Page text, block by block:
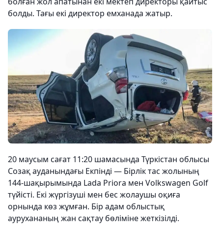
болды. Тағы екі директор емханада жатыр.
20 маусым сағат 11:20 шамасында Түркістан облысы
Созақ ауданындағы Екпінді — Бірлік тас жолының
144-шақырымында Lada Priora мен Volkswagen Golf
түйісті. Екі жүргізуші мен бес жолаушы оқиға
орнында көз жұмған. Бір адам облыстық
аурухананың жан сақтау бөліміне жеткізілді.